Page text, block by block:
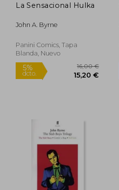
La Sensacional Hulka
John A. Byrne
Panini Comics, Tapa
Blanda, Nuevo